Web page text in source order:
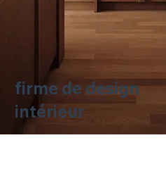
firme de design
intérieur